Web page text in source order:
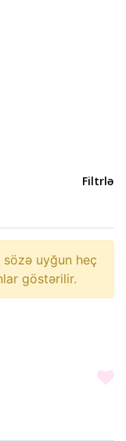
Filtrlə
sözə uyğun heç
göstərilir.